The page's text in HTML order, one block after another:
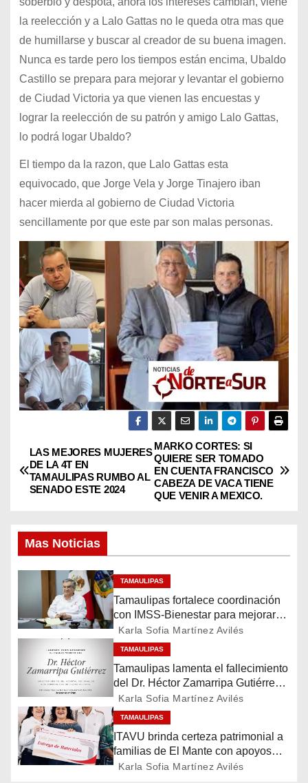
la reelección y a Lalo Gattas no le queda otra mas que
de humillarse y buscar al creador de su buena imagen.
Nunca es tarde pero los tiempos están encima, Ubaldo
Castillo se prepara para mejorar y levantar el gobierno
de Ciudad Victoria ya que vienen las encuestas y
lograr la reelección de su patrón y amigo Lalo Gattas,
lo podrá logar Ubaldo?
El tiempo da la razon, que Lalo Gattas esta
equivocado, que Jorge Vela y Jorge Tinajero iban
hacer mierda al gobierno de Ciudad Victoria
sencillamente por que este par son malas personas.
N
a
e
g
a
c
n
d
e
MARKO CORTES: SI
QUIERE SER TOMADO
EN CUENTA FRANCISCO
CABEZA DE VACA TIENE
QUE VENIR A MEXICO.
LAS MEJORES MUJERES
DE LA 4T EN
TAMAULIPAS RUMBO AL
SENADO ESTE 2024
Mas Noticias
TAMAULIPAS
Tamaulipas fortalece coordinación
con IMSS-Bienestar para mejorar
servicios de salud
Karla Sofia Martínez Avilés
TAMAULIPAS
Tamaulipas lamenta el fallecimiento
del Dr. Héctor Zamarripa Gutiérrez,
destacado servidor de la salud
Karla Sofia Martínez Avilés
TAMAULIPAS
ITAVU brinda certeza patrimonial a
familias de El Mante con apoyos
para mejorar sus viviendas
Karla Sofia Martínez Avilés